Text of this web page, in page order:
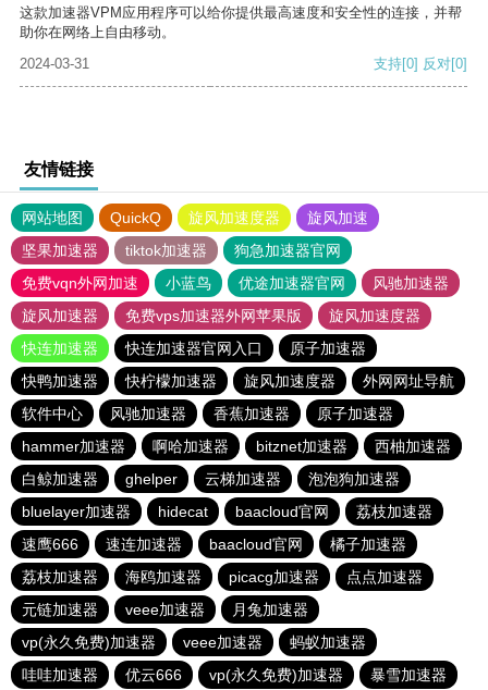
这款加速器VPM应用程序可以给你提供最高速度和安全性的连接，并帮
助你在网络上自由移动。
2024-03-31
支持[0] 反对[0]
友情链接
网站地图 QuickQ 旋风加速度器
旋风加速
坚果加速器
tiktok加速器
狗急加速器官网
免费vqn外网加速
小蓝鸟 优途加速器官网
风驰加速器
旋风加速器
免费vps加速器外网苹果版
旋风加速度器
快连加速器
快连加速器官网入口
原子加速器
快鸭加速器
快柠檬加速器 旋风加速度器
外网网址导航
软件中心
风驰加速器 香蕉加速器
原子加速器
hammer加速器
啊哈加速器 bitznet加速器
西柚加速器
白鲸加速器
ghelper 云梯加速器
泡泡狗加速器
bluelayer加速器
hidecat baacloud官网
荔枝加速器
速鹰666
速连加速器 baacloud官网
橘子加速器
荔枝加速器
海鸥加速器 picacg加速器
点点加速器
元链加速器
veee加速器
月兔加速器
vp(永久免费)加速器
veee加速器
蚂蚁加速器
哇哇加速器
优云666 vp(永久免费)加速器 暴雪加速器